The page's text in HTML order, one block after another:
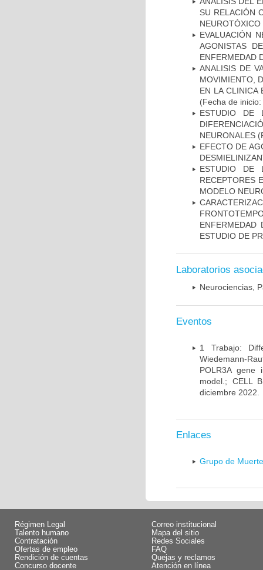
SU RELACIÓN
NEUROTÓXICO
EVALUACIÓN
AGONISTAS
ENFERMEDAD
ANALISIS DE
MOVIMIENTO,
EN LA CLINICA
(Fecha de
ESTUDIO DE
NEURONALES
EFECTO DE
ESTUDIO DE
RECEPTORES
MODELO
ENFERMEDAD
ESTUDIO DE
Laboratorios
Neurociencias,
Eventos
1 Trabajo:
Wiedemann-
POLR3A gene
model.; CELL
diciembre 2022.
Enlaces
Grupo de
Régimen Legal
Talento humano
Contratación
Ofertas de empleo
Rendición de cuentas
Concurso docente
Correo institucional
Mapa del sitio
Redes Sociales
FAQ
Quejas y reclamos
Atención en línea